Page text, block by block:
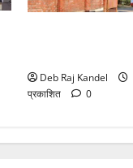
Deb Raj Kandel
प्रकाशित
0